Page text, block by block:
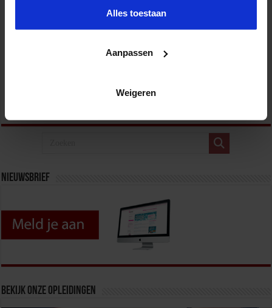
Alles toestaan
Aanpassen
Weigeren
zijn vakantiebaantje, door een lichtkoepel van ruim 8 meter
hoogte valt en op een betonnen vloer terecht komt. Hij raakte
gevreesd. Vandaag heeft zijn toenmalig werkgever zich
Nieuwsbrief
Bekijk onze opleidingen